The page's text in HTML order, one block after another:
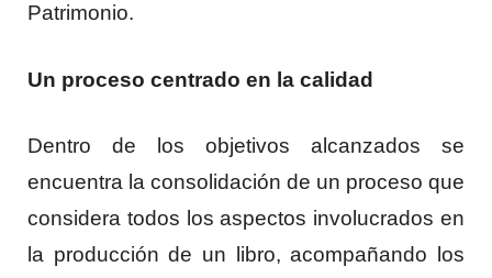
Patrimonio.
Un proceso centrado en la calidad
Dentro de los objetivos alcanzados se
encuentra la consolidación de un proceso que
considera todos los aspectos involucrados en
la producción de un libro, acompañando los